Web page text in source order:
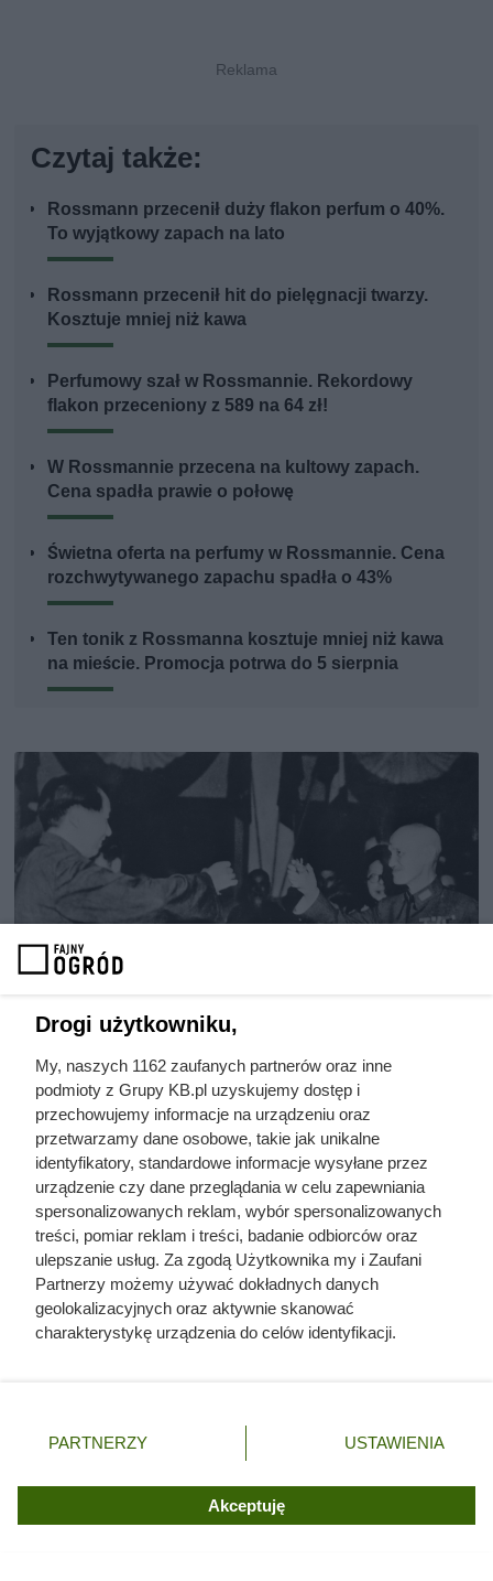
Czytaj także:
Rossmann przecenił duży flakon perfum o 40%.
To wyjątkowy zapach na lato
Rossmann przecenił hit do pielęgnacji twarzy.
Kosztuje mniej niż kawa
Perfumowy szał w Rossmannie. Rekordowy
flakon przeceniony z 589 na 64 zł!
W Rossmannie przecena na kultowy zapach.
Cena spadła prawie o połowę
Świetna oferta na perfumy w Rossmannie. Cena
rozchwytywanego zapachu spadła o 43%
Ten tonik z Rossmanna kosztuje mniej niż kawa
na mieście. Promocja potrwa do 5 sierpnia
Doprowadził do śmierci większej
liczby ludzi niż Hitler i Stalin
razem wzięci. Mimo to czczą go
jako bohatera
Drogi użytkowniku,
My, naszych 1162 zaufanych partnerów oraz inne
podmioty z Grupy KB.pl uzyskujemy dostęp i
przechowujemy informacje na urządzeniu oraz
przetwarzamy dane osobowe, takie jak unikalne
identyfikatory, standardowe informacje wysyłane przez
urządzenie czy dane przeglądania w celu zapewniania
spersonalizowanych reklam, wybór spersonalizowanych
treści, pomiar reklam i treści, badanie odbiorców oraz
ulepszanie usług. Za zgodą Użytkownika my i Zaufani
Partnerzy możemy używać dokładnych danych
geolokalizacyjnych oraz aktywnie skanować
charakterystykę urządzenia do celów identyfikacji.
zmienić/wycofać klikając przycisk ustawień prywatności
znajdujący się w lewym dolnym rogu strony. Niektóre
użytkownika, ale masz prawo sprzeciwić się takiemu
przetwarzaniu. Preferencje będą miały zastosowania tylko
PARTNERZY USTAWIENIA
Akceptuję